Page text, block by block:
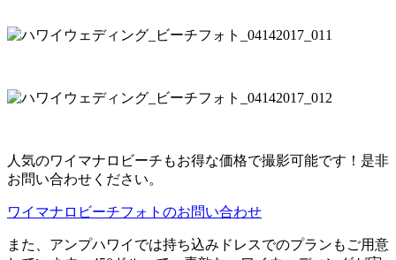
人気のワイマナロビーチもお得な価格で撮影可能です！是非
お問い合わせください。
ワイマナロビーチフォトのお問い合わせ
また、アンプハワイでは持ち込みドレスでのプランもご用意